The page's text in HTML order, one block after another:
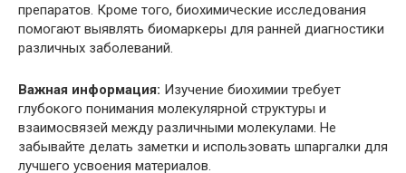
препаратов. Кроме того, биохимические исследования
помогают выявлять биомаркеры для ранней диагностики
различных заболеваний.
Важная информация: Изучение биохимии требует
глубокого понимания молекулярной структуры и
взаимосвязей между различными молекулами. Не
забывайте делать заметки и использовать шпаргалки для
лучшего усвоения материалов.